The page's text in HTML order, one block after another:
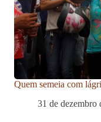
Quem semeia com
31 de dezembro